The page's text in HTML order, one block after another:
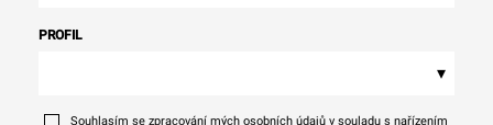
PROFIL
▾
Souhlasím se zpracování mých osobních údajů v souladu s nařízením